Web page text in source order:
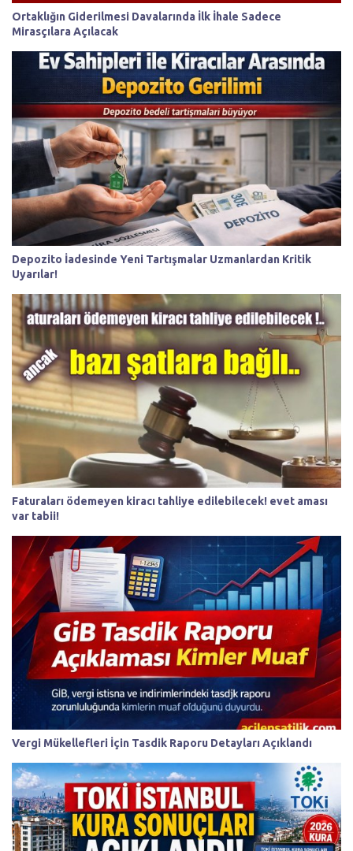
Ortaklığın Giderilmesi Davalarında İlk İhale Sadece
Mirasçılara Açılacak
Depozito İadesinde Yeni Tartışmalar Uzmanlardan Kritik
Uyarılar!
Faturaları ödemeyen kiracı tahliye edilebilecek! evet aması
var tabii!
Vergi Mükellefleri İçin Tasdik Raporu Detayları Açıklandı